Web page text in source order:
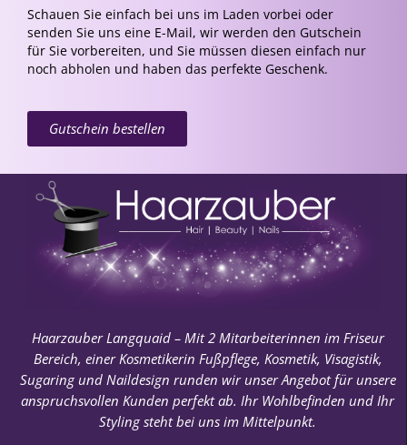
Schauen Sie einfach bei uns im Laden vorbei oder
senden Sie uns eine E-Mail, wir werden den Gutschein
für Sie vorbereiten, und Sie müssen diesen einfach nur
noch abholen und haben das perfekte Geschenk.
Gutschein bestellen
Haarzauber Langquaid – Mit 2 Mitarbeiterinnen im Friseur
Bereich, einer Kosmetikerin Fußpflege, Kosmetik, Visagistik,
Sugaring und Naildesign runden wir unser Angebot für unsere
anspruchsvollen Kunden perfekt ab. Ihr Wohlbefinden und Ihr
Styling steht bei uns im Mittelpunkt.